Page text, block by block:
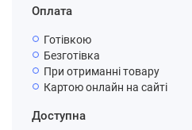
Оплата
Готівкою
Безготівка
При отриманні товару
Картою онлайн на сайті
Доступна